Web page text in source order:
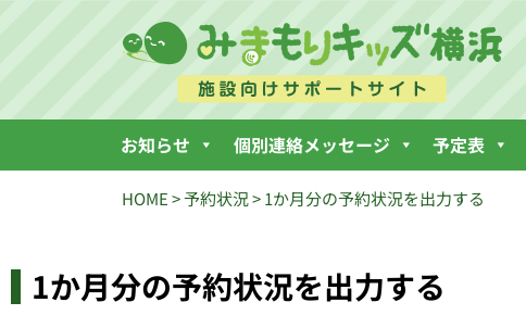
お知らせ 個別連絡メッセージ 予定表
HOME>予約状況>1か月分の予約状況を出力する
1か月分の予約状況を出力する